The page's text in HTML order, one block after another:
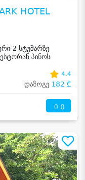
HOTEL
2 სტუმარზე
პინოს
4.4
დაზოგე 182 ₾
0